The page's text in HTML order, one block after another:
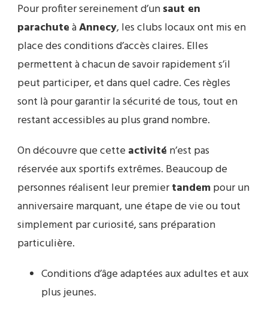
Pour profiter sereinement d’unsaut en
parachuteàAnnecy, les clubs locaux ont mis en
place des conditions d’accès claires. Elles
permettent à chacun de savoir rapidement s’il
peut participer, et dans quel cadre. Ces règles
sont là pour garantir la sécurité de tous, tout en
restant accessibles au plus grand nombre.
On découvre que cette activité n’est pas
réservée aux sportifs extrêmes. Beaucoup de
personnes réalisent leur premiertandempour un
anniversaire marquant, une étape de vie ou tout
simplement par curiosité, sans préparation
particulière.
Conditions d’âge adaptées aux adultes et aux
plus jeunes.